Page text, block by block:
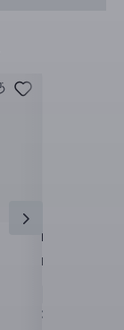
Kancelářská
K dispozici
3 699 Kč